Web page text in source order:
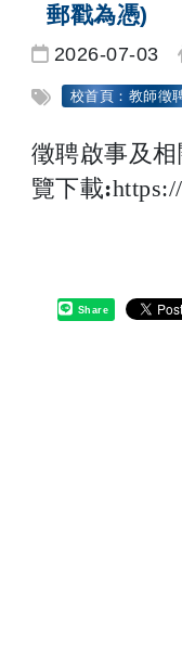
郵戳為憑)
日期：
2026-07-03
標籤：
校首頁：教師徵
徵聘啟事及
覽下載:
Share